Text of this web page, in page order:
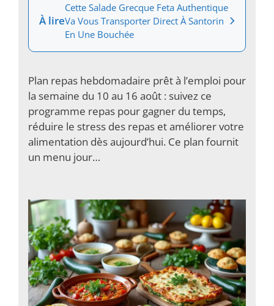
À lire
Cette Salade Grecque Feta Authentique
Va Vous Transporter Direct À Santorin
En Une Bouchée
Plan repas hebdomadaire prêt à l’emploi pour
la semaine du 10 au 16 août : suivez ce
programme repas pour gagner du temps,
réduire le stress des repas et améliorer votre
alimentation dès aujourd’hui. Ce plan fournit
un menu jour…